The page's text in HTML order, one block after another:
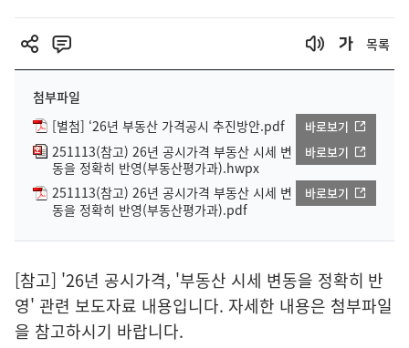
목록
첨부파일
[별첨] ‘26년 부동산 가격공시 추진방안.pdf
바로보기
251113(참고) 26년 공시가격 부동산 시세 변
동을 정확히 반영(부동산평가과).hwpx
바로보기
251113(참고) 26년 공시가격 부동산 시세 변
동을 정확히 반영(부동산평가과).pdf
바로보기
[참고] '26년 공시가격, '부동산 시세 변동을 정확히 반
영' 관련 보도자료 내용입니다. 자세한 내용은 첨부파일
을 참고하시기 바랍니다.